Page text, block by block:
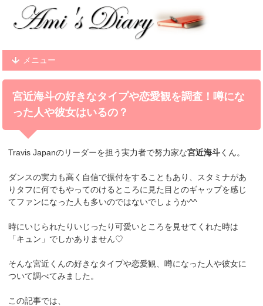
メニュー
宮近海斗の好きなタイプや恋愛観を調査！噂にな
った人や彼女はいるの？
Travis Japanのリーダーを担う実力者で努力家な宮近海斗くん。
ダンスの実力も高く自信で振付をすることもあり、スタミナがあ
りタフに何でもやってのけるところに見た目とのギャップを感じ
てファンになった人も多いのではないでしょうか^^
時にいじられたりいじったり可愛いところを見せてくれた時は
「キュン」でしかありません♡
そんな宮近くんの好きなタイプや恋愛観、噂になった人や彼女に
ついて調べてみました。
この記事では、